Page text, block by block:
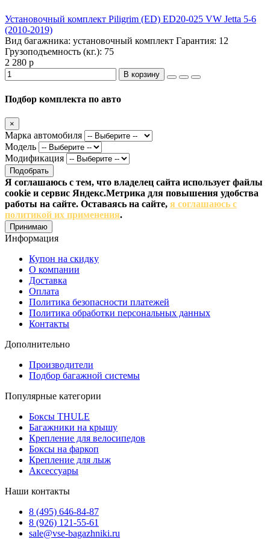
Установочный комплект Piligrim (ED) ED20-025 VW Jetta 5-6
(2010-2019)
Вид багажника: установочный комплект Гарантия: 12
Грузоподъемность (кг.): 75
2 280 р
В корзину
Подбор комплекта по авто
×
Марка автомобиля
Модель
Модификация
Подобрать
Я соглашаюсь с тем, что владелец сайта использует файлы
cookie и сервис Яндекс.Метрика для повышения удобства
работы на сайте. Оставаясь на сайте, я соглашаюсь с
политикой их применения.
Принимаю
Информация
Купон на скидку
О компании
Доставка
Оплата
Политика безопасности платежей
Политика обработки персональных данных
Контакты
Дополнительно
Производители
Подбор багажной системы
Популярные категории
Боксы THULE
Багажники на крышу
Крепление для велосипедов
Боксы на фаркоп
Крепление для лыж
Аксессуары
Наши контакты
8 (495) 646-84-87
8 (926) 121-55-61
sale@vse-bagazhniki.ru